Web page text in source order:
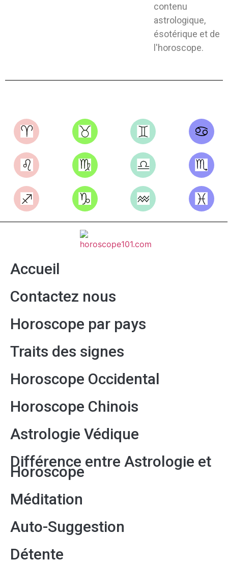
contenu
astrologique,
ésotérique et de
l'horoscope.
Accueil
Contactez nous
Horoscope par pays
Traits des signes
Horoscope Occidental
Horoscope Chinois
Astrologie Védique
Différence entre Astrologie et
Horoscope
Méditation
Auto-Suggestion
Détente